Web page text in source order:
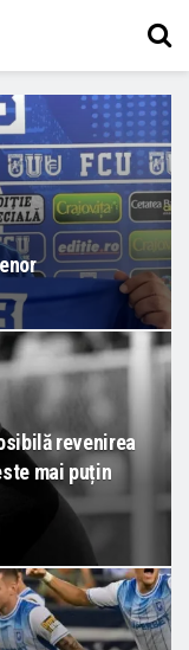
revenirea
mai puțin